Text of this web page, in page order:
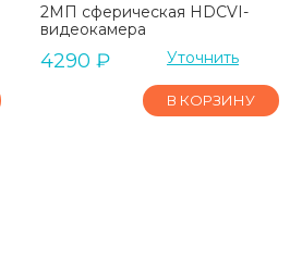
2МП сферическая HDCVI-
видеокамера
4290 ₽ Уточнить
В КОРЗИНУ